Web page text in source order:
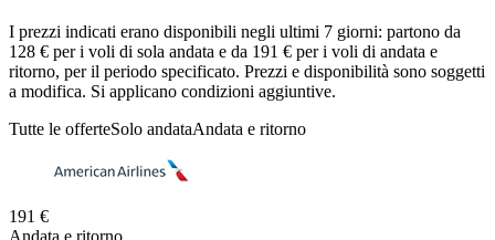
I prezzi indicati erano disponibili negli ultimi 7 giorni: partono da
128 € per i voli di sola andata e da 191 € per i voli di andata e
ritorno, per il periodo specificato. Prezzi e disponibilità sono soggetti
a modifica. Si applicano condizioni aggiuntive.
Tutte le offerteSolo andataAndata e ritorno
191 €
Andata e ritorno